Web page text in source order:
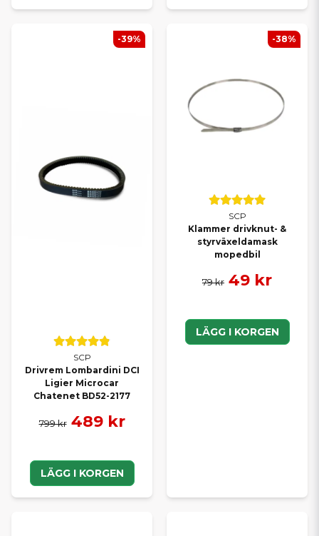
SCP
Drivrem Lombardini DCI
Ligier Microcar
Chatenet BD52-2177
799 kr 489 kr
LÄGG I KORGEN
-39%
SCP
Klammer drivknut- &
styrväxeldamask
mopedbil
79 kr 49 kr
LÄGG I KORGEN
-38%